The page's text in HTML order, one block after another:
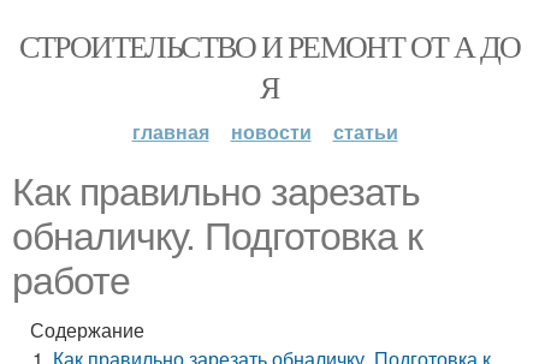
СТРОИТЕЛЬСТВО И РЕМОНТ ОТ А ДО
Я
главная новости статьи
Как правильно зарезать
обналичку. Подготовка к
работе
Содержание